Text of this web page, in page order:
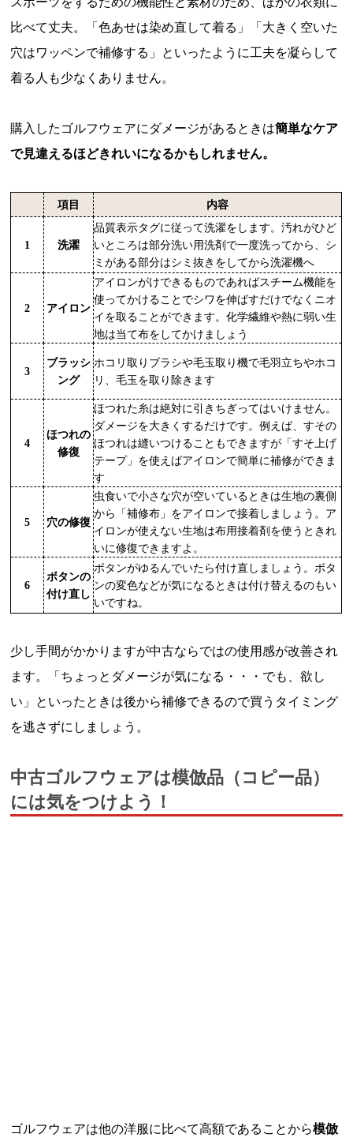
比べて丈夫。「色あせは染め直して着る」「大きく空いた
穴はワッペンで補修する」といったように工夫を凝らして
着る人も少なくありません。
購入したゴルフウェアにダメージがあるときは簡単なケア
で見違えるほどきれいになるかもしれません。
項目 内容
1 洗濯
品質表示タグに従って洗濯をします。汚れがひど
いところは部分洗い用洗剤で一度洗ってから、シ
ミがある部分はシミ抜きをしてから洗濯機へ
2 アイロン
アイロンがけできるものであればスチーム機能を
使ってかけることでシワを伸ばすだけでなくニオ
イを取ることができます。化学繊維や熱に弱い生
地は当て布をしてかけましょう
3
ブラッシ
ング
ホコリ取りブラシや毛玉取り機で毛羽立ちやホコ
リ、毛玉を取り除きます
4
ほつれの
修復
ほつれた糸は絶対に引きちぎってはいけません。
ダメージを大きくするだけです。例えば、すその
ほつれは縫いつけることもできますが「すそ上げ
テープ」を使えばアイロンで簡単に補修ができま
す
5 穴の修復
虫食いで小さな穴が空いているときは生地の裏側
から「補修布」をアイロンで接着しましょう。ア
イロンが使えない生地は布用接着剤を使うときれ
いに修復できますよ。
6
ボタンの
付け直し
ボタンがゆるんでいたら付け直しましょう。ボタ
ンの変色などが気になるときは付け替えるのもい
いですね。
少し手間がかかりますが中古ならではの使用感が改善され
ます。「ちょっとダメージが気になる・・・でも、欲し
い」といったときは後から補修できるので買うタイミング
を逃さずにしましょう。
中古ゴルフウェアは模倣品（コピー品）
には気をつけよう！
ゴルフウェアは他の洋服に比べて高額であることから模倣